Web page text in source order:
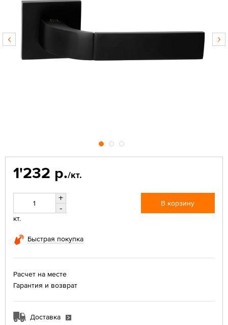
1'232 р./кт.
+
-
кт.
В корзину
Быстрая покупка
Расчет на месте
Гарантия и возврат
Доставка